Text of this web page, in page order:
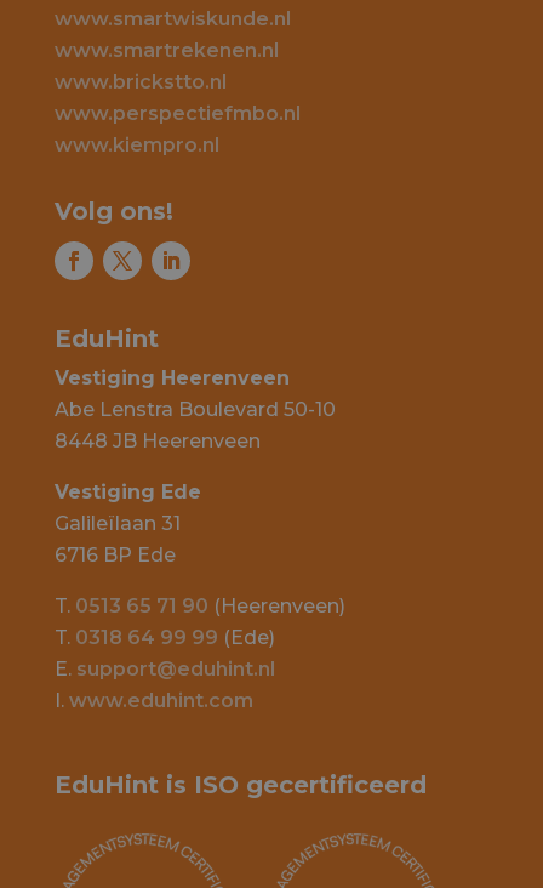
www.smartwiskunde.nl
www.smartrekenen.nl
www.brickstto.nl
www.perspectiefmbo.nl
www.kiempro.nl
Volg ons!
EduHint
Vestiging Heerenveen
Abe Lenstra Boulevard 50-10
8448 JB Heerenveen
Vestiging Ede
Galileïlaan 31
6716 BP Ede
T. 0513 65 71 90 (Heerenveen)
T. 0318 64 99 99 (Ede)
E. support@eduhint.nl
I. www.eduhint.com
EduHint is ISO gecertificeerd